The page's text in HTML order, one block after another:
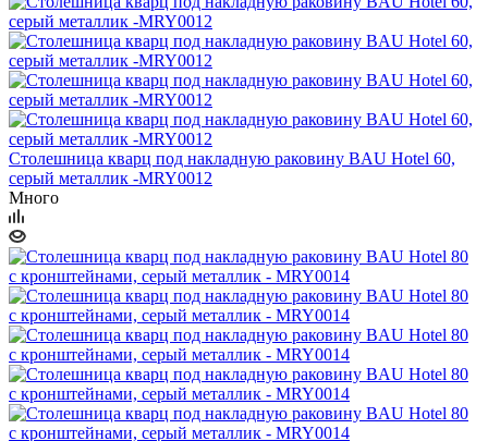
Столешница кварц под накладную раковину BAU Hotel 60,
серый металлик -MRY0012
Много